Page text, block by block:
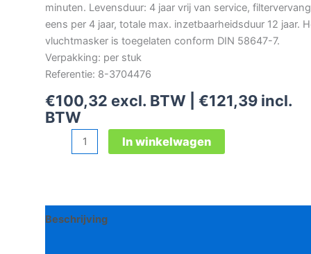
minuten. Levensduur: 4 jaar vrij van service,
eens per 4 jaar, totale max. inzetbaarheidsduur 12 jaar.
vluchtmasker is toegelaten conform DIN 58647-7.
Verpakking: per stuk
Referentie: 8-3704476
€100,32 excl. BTW | €121,39 incl.
BTW
aantal
In winkelwagen
Beschrijving